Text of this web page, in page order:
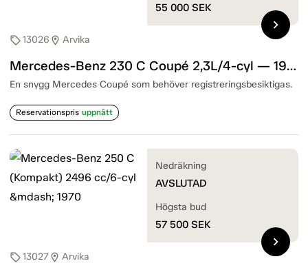
sell13026 location_on Arvika
Mercedes-Benz 230 C Coupé 2,3L/4-cyl — 1979
En snygg Mercedes Coupé som behöver registreringsbesiktigas.
Reservationspris uppnått
55 000 SEK
chevron_right
sell13027location_on Arvika
Nedräkning
AVSLUTAD
Högsta bud
57 500 SEK
chevron_right